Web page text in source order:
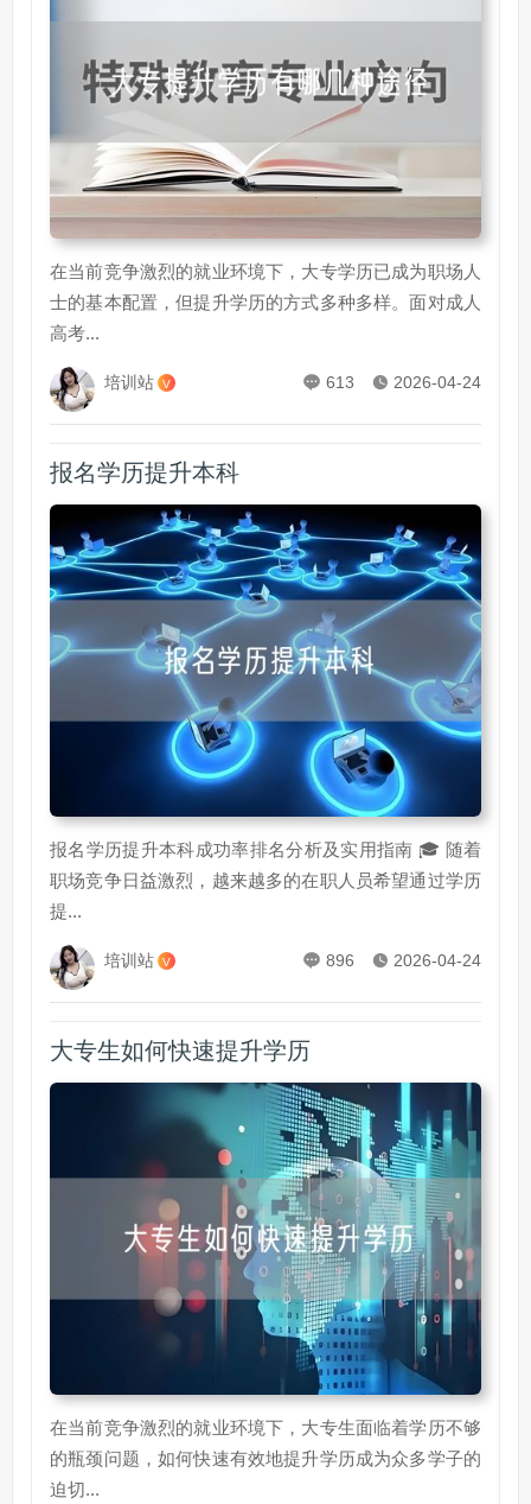
在当前竞争激烈的就业环境下，大专学历已成为职场人
士的基本配置，但提升学历的方式多种多样。面对成人
高考...
培训站 V 2026-04-24
613
报名学历提升本科
报名学历提升本科成功率排名分析及实用指南 🎓 随着
职场竞争日益激烈，越来越多的在职人员希望通过学历
提...
培训站 V 2026-04-24
896
大专生如何快速提升学历
在当前竞争激烈的就业环境下，大专生面临着学历不够
的瓶颈问题，如何快速有效地提升学历成为众多学子的
迫切...